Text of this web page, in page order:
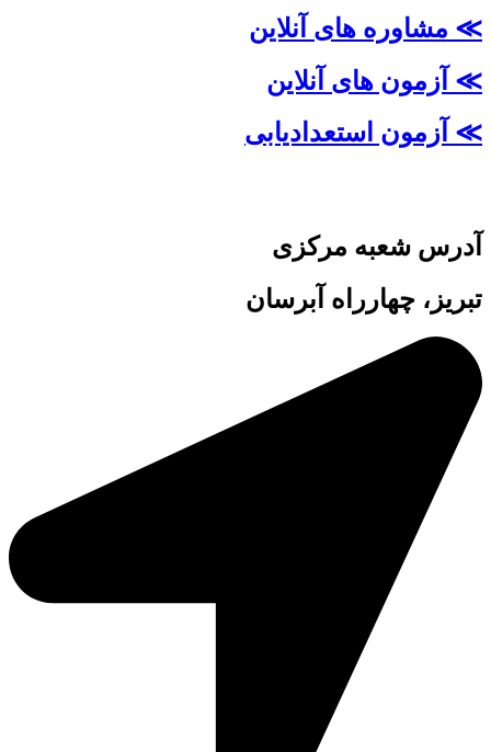
≫ مشاوره های آنلاین
≫ آزمون های آنلاین
≫ آزمون استعدادیابی
آدرس شعبه مرکزی
تبریز، چهارراه آبرسان